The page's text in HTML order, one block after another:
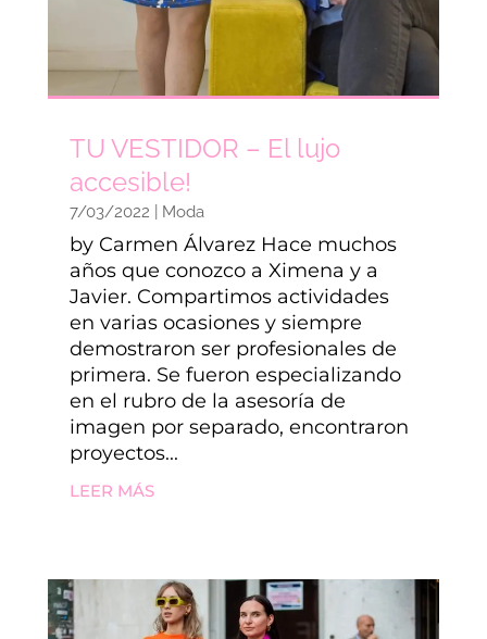
TU VESTIDOR – El lujo
accesible!
7/03/2022 Moda
by Carmen Álvarez Hace muchos
años que conozco a Ximena y a
Javier. Compartimos actividades
en varias ocasiones y siempre
demostraron ser profesionales de
primera. Se fueron especializando
en el rubro de la asesoría de
imagen por separado, encontraron
proyectos...
LEER MÁS